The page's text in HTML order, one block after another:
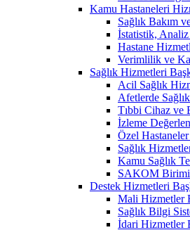
Kamu Hastaneleri
Sağlık Bakım
İstatistik,
Hastane
Verimlilik ve
Sağlık Hizmetleri
Acil Sağlık
Afetlerde
Tıbbi Cihaz ve
İzleme
Özel
Sağlık
Kamu Sağlık
SAKOM Birimi
Destek Hizmetleri
Mali Hizmetler
Sağlık Bilgi
İdari Hizmetler